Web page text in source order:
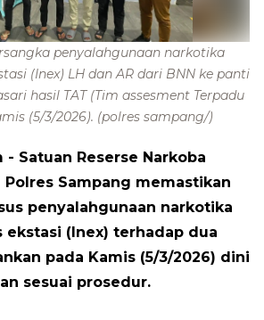
penyalahgunaan narkotika
(Inex) LH dan AR dari BNN ke panti
hasil TAT (Tim assesment Terpadu
(5/3/2026). (polres sampang/)
- Satuan Reserse Narkoba
Polres Sampang memastikan
penyalahgunaan narkotika
ekstasi (Inex) terhadap dua
pada Kamis (5/3/2026) dini
sesuai prosedur.